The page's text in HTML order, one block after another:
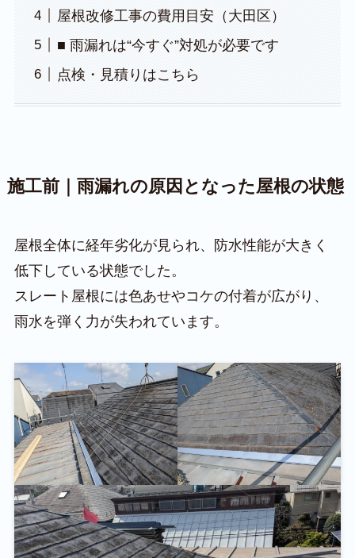
屋根改修工事の費用目安（大田区）
■ 雨漏れは“今すぐ”対処が必要です
点検・見積りはこちら
施工前｜雨漏れの原因となった屋根の状態
屋根全体に経年劣化が見られ、防水性能が大きく
低下している状態でした。
スレート屋根には色あせやコケの付着が広がり、
雨水を弾く力が失われています。